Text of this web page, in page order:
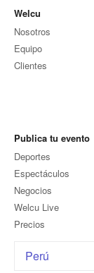
Welcu
Nosotros
Equipo
Clientes
Publica tu evento
Deportes
Espectáculos
Negocios
Welcu Live
Precios
Perú